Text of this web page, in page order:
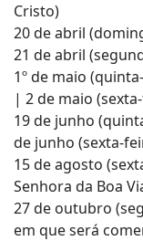
Cristo)
20 de abril
21 de abril
1º de maio
| 2 de maio
19 de junho
de junho (sexta-
15 de agosto
Senhora da Boa
27 de outubro
em que será